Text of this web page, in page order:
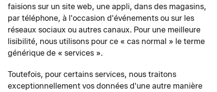
faisions sur un site web, une appli, dans des magasins,
par téléphone, à l'occasion d'événements ou sur les
réseaux sociaux ou autres canaux. Pour une meilleure
lisibilité, nous utilisons pour ce « cas normal » le terme
générique de « services ».
Toutefois, pour certains services, nous traitons
exceptionnellement vos données d'une autre manière